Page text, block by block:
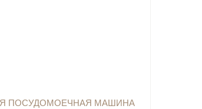
ПОСУДОМОЕЧНАЯ МАШИНА